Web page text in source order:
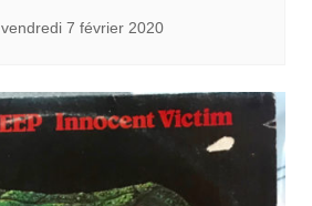
vendredi 7 février 2020